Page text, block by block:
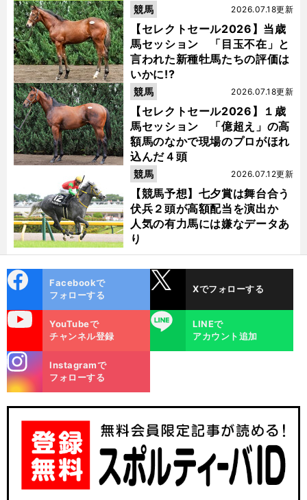
【セレクトセール2026】当歳
馬セッション 「目玉不在」と
言われた新種牡馬たちの評価は
いかに!?
2026.07.18更新
競馬
【セレクトセール2026】１歳
馬セッション 「億超え」の高
額馬のなかで現場のプロがほれ
込んだ４頭
2026.07.18更新
競馬
【競馬予想】七夕賞は舞台合う
伏兵２頭が高額配当を演出か
人気の有力馬には嫌なデータあ
り
2026.07.12更新
競馬
ok
Facebookで
フォローする
Xでフォローする
YouTubeで
チャンネル登録
LINE
LINEで
アカウント追加
m
Instagramで
フォローする